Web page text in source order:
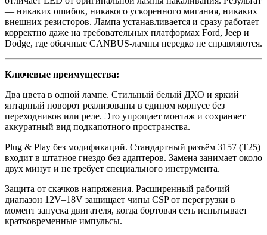
— никаких ошибок, никакого ускоренного мигания, никаких
внешних резисторов. Лампа устанавливается и сразу работает
корректно даже на требовательных платформах Ford, Jeep и
Dodge, где обычные CANBUS-лампы нередко не справляются.
Ключевые преимущества:
Два цвета в одной лампе. Стильный белый ДХО и яркий
янтарный поворот реализованы в едином корпусе без
переходников или реле. Это упрощает монтаж и сохраняет
аккуратный вид подкапотного пространства.
Plug & Play без модификаций. Стандартный разъём 3157 (T25)
входит в штатное гнездо без адаптеров. Замена занимает около
двух минут и не требует специального инструмента.
Защита от скачков напряжения. Расширенный рабочий
диапазон 12V–18V защищает чипы CSP от перегрузки в
момент запуска двигателя, когда бортовая сеть испытывает
кратковременные импульсы.